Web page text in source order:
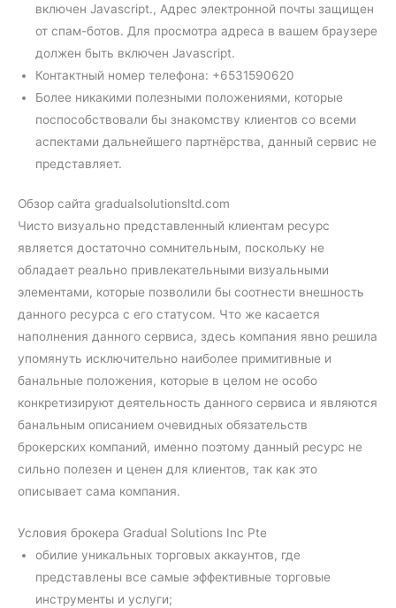
включен Javascript., Адрес электронной почты защищен
от спам-ботов. Для просмотра адреса в вашем браузере
должен быть включен Javascript.
Контактный номер телефона: +6531590620
Более никакими полезными положениями, которые
поспособствовали бы знакомству клиентов со всеми
аспектами дальнейшего партнёрства, данный сервис не
представляет.
Обзор сайта gradualsolutionsltd.com
Чисто визуально представленный клиентам ресурс
является достаточно сомнительным, поскольку не
обладает реально привлекательными визуальными
элементами, которые позволили бы соотнести внешность
данного ресурса с его статусом. Что же касается
наполнения данного сервиса, здесь компания явно решила
упомянуть исключительно наиболее примитивные и
банальные положения, которые в целом не особо
конкретизируют деятельность данного сервиса и являются
банальным описанием очевидных обязательств
брокерских компаний, именно поэтому данный ресурс не
сильно полезен и ценен для клиентов, так как это
описывает сама компания.
Условия брокера Gradual Solutions Inc Pte
обилие уникальных торговых аккаунтов, где
представлены все самые эффективные торговые
инструменты и услуги;